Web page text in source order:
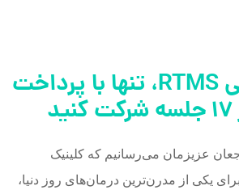
پکیج تخفیفی RTMS، تنها با پرداخت
عزیزمان می‌رسانیم که کلینیک
یکی از مدرن‌ترین درمان‌های روز دنیا،